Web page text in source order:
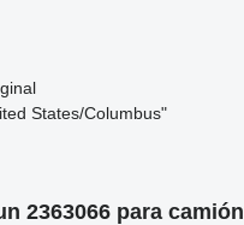
States/Columbus"
2363066 para camión